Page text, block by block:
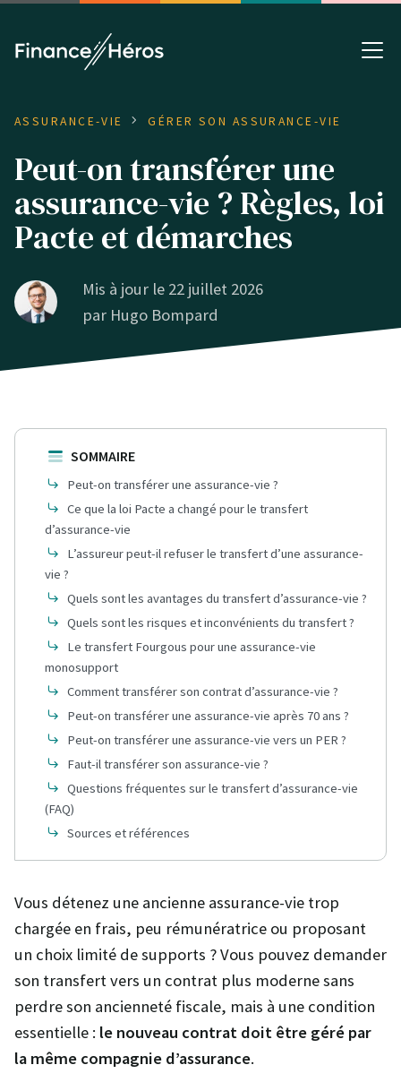
ASSURANCE-VIE GÉRER SON ASSURANCE-VIE
Peut-on transférer une
assurance-vie ? Règles, loi
Pacte et démarches
Mis à jour le 22 juillet 2026
par Hugo Bompard
SOMMAIRE
Peut-on transférer une assurance-vie ?
Ce que la loi Pacte a changé pour le transfert
d’assurance-vie
L’assureur peut-il refuser le transfert d’une assurance-
vie ?
Quels sont les avantages du transfert d’assurance-vie ?
Quels sont les risques et inconvénients du transfert ?
Le transfert Fourgous pour une assurance-vie
monosupport
Comment transférer son contrat d’assurance-vie ?
Peut-on transférer une assurance-vie après 70 ans ?
Peut-on transférer une assurance-vie vers un PER ?
Faut-il transférer son assurance-vie ?
Questions fréquentes sur le transfert d’assurance-vie
(FAQ)
Sources et références
Vous détenez une ancienne assurance-vie trop
chargée en frais, peu rémunératrice ou proposant
un choix limité de supports ? Vous pouvez demander
son transfert vers un contrat plus moderne sans
perdre son ancienneté fiscale, mais à une condition
essentielle : le nouveau contrat doit être géré par
la même compagnie d’assurance.